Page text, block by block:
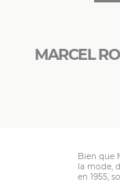
MARCEL
Bien que
la mode,
en 1955,